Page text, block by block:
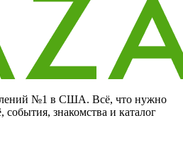
№1 в США. Всё, что нужно
события, знакомства и каталог